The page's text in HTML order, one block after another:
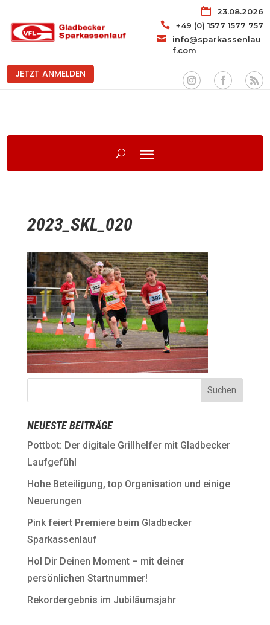

23.08.2026

+49 (0) 1577 1577 757

info@sparkassenlau
f.com
JETZT ANMELDEN
2023_SKL_020
NEUESTE BEITRÄGE
Pottbot: Der digitale Grillhelfer mit Gladbecker
Laufgefühl
Hohe Beteiligung, top Organisation und einige
Neuerungen
Pink feiert Premiere beim Gladbecker
Sparkassenlauf
Hol Dir Deinen Moment – mit deiner
persönlichen Startnummer!
Rekordergebnis im Jubiläumsjahr